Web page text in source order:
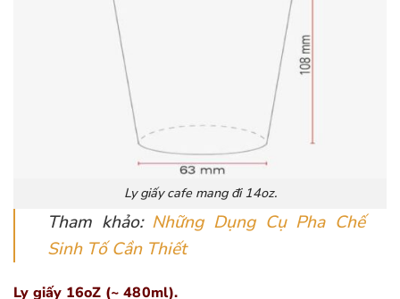
Ly giấy cafe mang đi 14oz.
Tham khảo: Những Dụng Cụ Pha Chế
Sinh Tố Cần Thiết
Ly giấy 16oZ (~ 480ml).